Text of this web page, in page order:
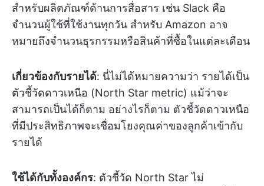
สำหรับผลิตภัณฑ์ด้านการสื่อสาร เช่น Slack คือ
จำนวนผู้ใช้ที่ใช้งานทุกวัน สำหรับ Amazon อาจ
หมายถึงจำนวนธุรกรรมหรือสินค้าที่ซื้อในแต่ละเดือน
เกี่ยวข้องกับรายได้: นี่ไม่ได้หมายความว่า รายได้เป็น
ตัวชี้วัดดาวเหนือ (North Star metric) แม้ว่าจะ
สามารถเป็นได้ก็ตาม อย่างไรก็ตาม ตัวชี้วัดดาวเหนือ
ที่มีประสิทธิภาพจะเชื่อมโยงคุณค่าของลูกค้าเข้ากับ
รายได้
ใช้ได้กับทั้งองค์กร: ตัวชี้วัด North Star ไม่